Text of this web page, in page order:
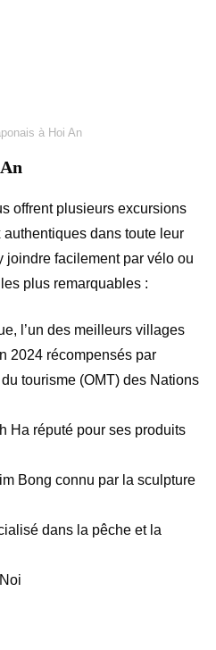
à Hoi An
offrent plusieurs excursions
dans toute leur
joindre facilement par vélo ou
plus remarquables :
l’un des meilleurs villages
2024 récompensés par
tourisme (OMT) des Nations
Ha réputé pour ses produits
Bong connu par la sculpture
dans la pêche et la